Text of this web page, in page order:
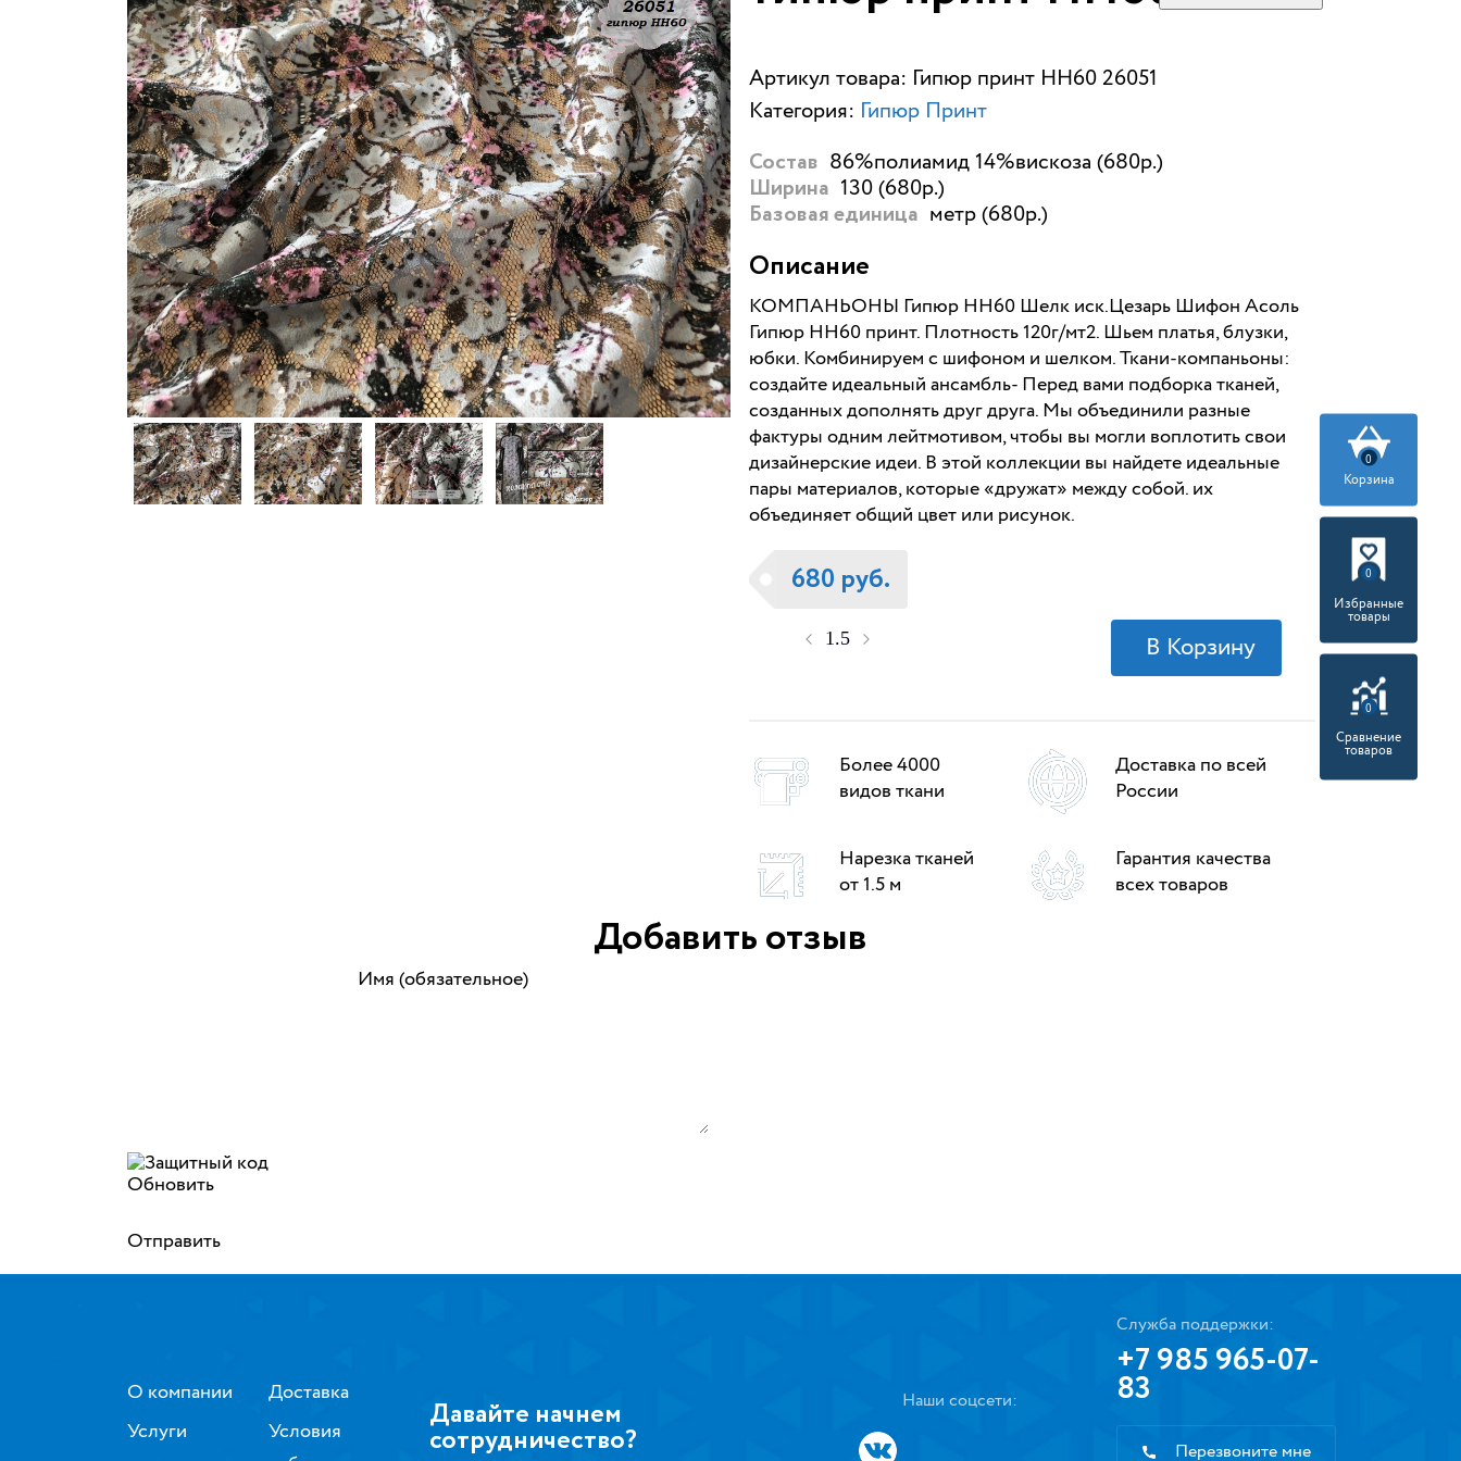
Артикул товара: Гипюр принт НН60 26051
Категория: Гипюр Принт
Состав 86%полиамид 14%вискоза (680р.)
Ширина 130 (680р.)
Базовая единица метр (680р.)
Описание
КОМПАНЬОНЫ Гипюр НН60 Шелк иск.Цезарь Шифон Асоль
Гипюр НН60 принт. Плотность 120г/мт2. Шьем платья, блузки,
юбки. Комбинируем с шифоном и шелком. Ткани-компаньоны:
создайте идеальный ансамбль- Перед вами подборка тканей,
созданных дополнять друг друга. Мы объединили разные
фактуры одним лейтмотивом, чтобы вы могли воплотить свои
дизайнерские идеи. В этой коллекции вы найдете идеальные
пары материалов, которые «дружат» между собой. их
объединяет общий цвет или рисунок.
680 руб.
Более 4000
видов ткани
Доставка по всей
России
Нарезка тканей
от 1.5 м
Гарантия качества
всех товаров
Добавить отзыв
Имя (обязательное)
Обновить
Отправить
0
Корзина
0
Избранные
товары
0
Сравнение
товаров
О компании
Услуги
Доставка
Условия
Давайте начнем
сотрудничество?
Наши соцсети:
Служба поддержки:
+7 985 965-07-
83
Перезвоните мне